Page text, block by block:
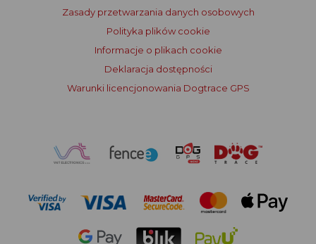
Zasady przetwarzania danych osobowych
Polityka plików cookie
Informacje o plikach cookie
Deklaracja dostępności
Warunki licencjonowania Dogtrace GPS